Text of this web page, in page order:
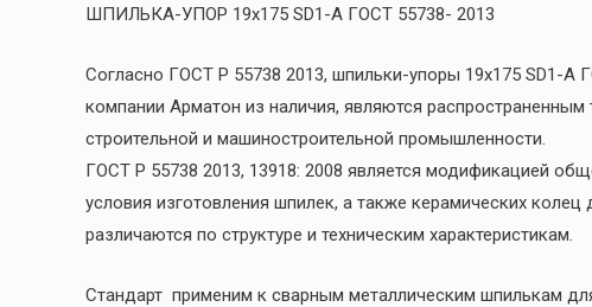
ШПИЛЬКА-УПОР 19х175 SD1-А ГОСТ 55738- 2013
Согласно ГОСТ Р 55738 2013, шпильки-упоры 19х175 SD1-А
компании Арматон из наличия, являются
строительной и машиностроительной промышленности.
ГОСТ Р 55738 2013, 13918: 2008 является модификацией
условия изготовления шпилек, а также керамических
различаются по структуре и техническим характеристикам.
Стандарт применим к сварным металлическим шпилькам